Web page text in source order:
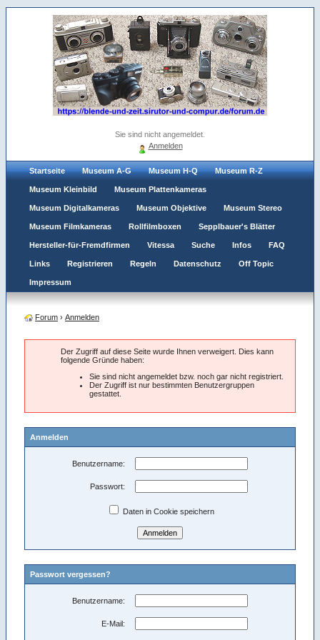
Sie sind nicht angemeldet.
Anmelden
Startseite Museum A-G Museum H-Q Museum R-Z
Museum Kleinbild Museum Plattenkameras
Museum Digitalkameras Museum Objektive Museum Stereo
Museum Filmkameras Rollfilmboxen Sepplbauer's Blätter
Hersteller-für-Fremdfirmen Vitessa Suche Infos FAQ
Links Registrieren Regeln Datenschutz Off Topic
Impressum
Forum › Anmelden
Der Zugriff auf diese Seite wurde Ihnen verweigert. Dies kann
folgende Gründe haben:
Sie sind nicht angemeldet bzw. noch gar nicht registriert.
Der Zugriff ist nur bestimmten Benutzergruppen
gestattet.
Anmelden
Benutzername:
Passwort:
Daten in Cookie speichern
Passwort vergessen?
Benutzername:
E-Mail: